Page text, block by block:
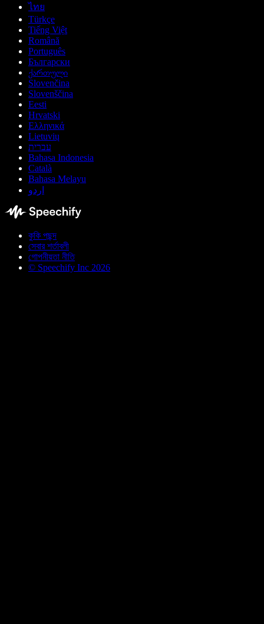
ไทย
Türkçe
Tiếng Việt
Română
Português
Български
ქართული
Slovenčina
Slovenščina
Eesti
Hrvatski
Ελληνικά
Lietuvių
עברית
Bahasa Indonesia
Català
Bahasa Melayu
اردو
কুকি পছন্দ
সেবার শর্তাবলী
গোপনীয়তা নীতি
© Speechify Inc 2026